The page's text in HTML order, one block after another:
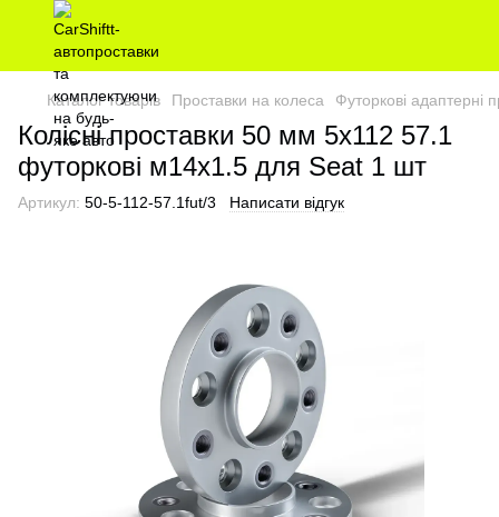
Каталог товарів Проставки на колеса Футоркові адаптерні
Колісні проставки 50 мм 5х112 57.1
футоркові м14х1.5 для Seat 1 шт
Артикул: 50-5-112-57.1fut/3 Написати відгук